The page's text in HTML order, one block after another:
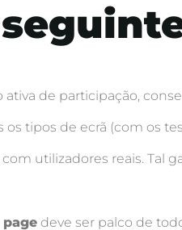
ativa de participação,
os tipos de ecrã (com os
utilizadores reais. Tal
page deve ser palco de